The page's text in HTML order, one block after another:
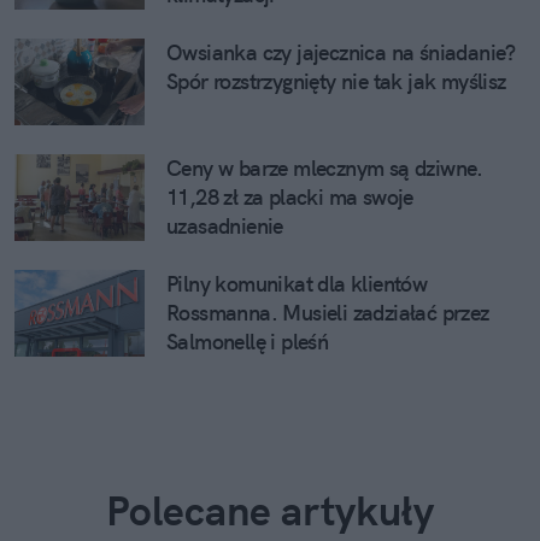
Owsianka czy jajecznica na śniadanie?
Spór rozstrzygnięty nie tak jak myślisz
Ceny w barze mlecznym są dziwne.
11,28 zł za placki ma swoje
uzasadnienie
Pilny komunikat dla klientów
Rossmanna. Musieli zadziałać przez
Salmonellę i pleśń
Polecane artykuły